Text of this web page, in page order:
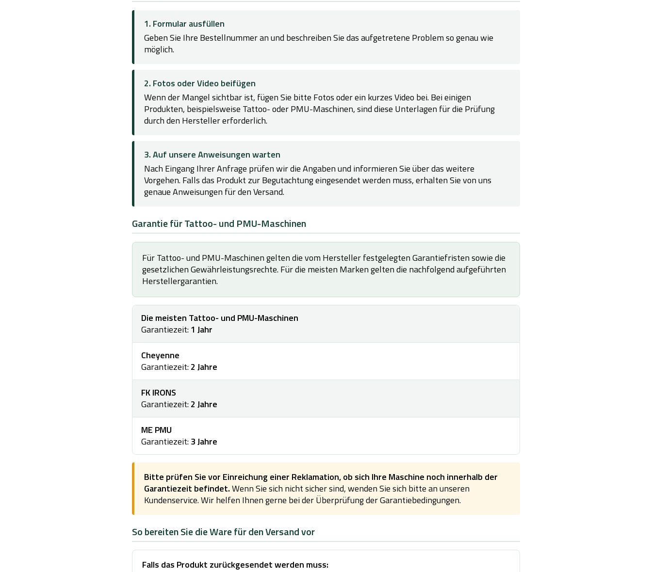
1. Formular ausfüllen
Geben Sie Ihre Bestellnummer an und beschreiben Sie das aufgetretene Problem so genau wie
möglich.
2. Fotos oder Video beifügen
Wenn der Mangel sichtbar ist, fügen Sie bitte Fotos oder ein kurzes Video bei. Bei einigen
Produkten, beispielsweise Tattoo- oder PMU-Maschinen, sind diese Unterlagen für die Prüfung
durch den Hersteller erforderlich.
3. Auf unsere Anweisungen warten
Nach Eingang Ihrer Anfrage prüfen wir die Angaben und informieren Sie über das weitere
Vorgehen. Falls das Produkt zur Begutachtung eingesendet werden muss, erhalten Sie von uns
genaue Anweisungen für den Versand.
Garantie für Tattoo- und PMU-Maschinen
Für Tattoo- und PMU-Maschinen gelten die vom Hersteller festgelegten Garantiefristen sowie die
gesetzlichen Gewährleistungsrechte. Für die meisten Marken gelten die nachfolgend aufgeführten
Herstellergarantien.
Die meisten Tattoo- und PMU-Maschinen
Garantiezeit:1 Jahr
Cheyenne
Garantiezeit:2 Jahre
FK IRONS
Garantiezeit:2 Jahre
ME PMU
Garantiezeit:3 Jahre
Bitte prüfen Sie vor Einreichung einer Reklamation, ob sich Ihre Maschine noch innerhalb der
Garantiezeit befindet.Wenn Sie sich nicht sicher sind, wenden Sie sich bitte an unseren
Kundenservice. Wir helfen Ihnen gerne bei der Überprüfung der Garantiebedingungen.
So bereiten Sie die Ware für den Versand vor
Falls das Produkt zurückgesendet werden muss: